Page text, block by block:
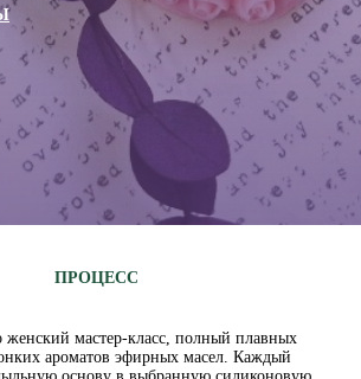
ПРОЦЕСС
мастер-класс, полный плавных
ароматов эфирных масел. Каждый